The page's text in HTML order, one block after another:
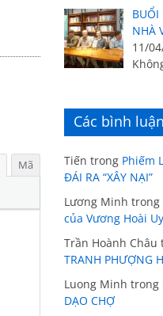
Mã
BUỔI
NHÀ
11/
Các bình
Tiến trong Phiếm
ĐÁI RA “XÂY NẠI”
Lương Minh trong
của Vương Hoài
Trần Hoành Châu
TRANH PHƯỢNG
Luong Minh trong
DẠO CHỢ